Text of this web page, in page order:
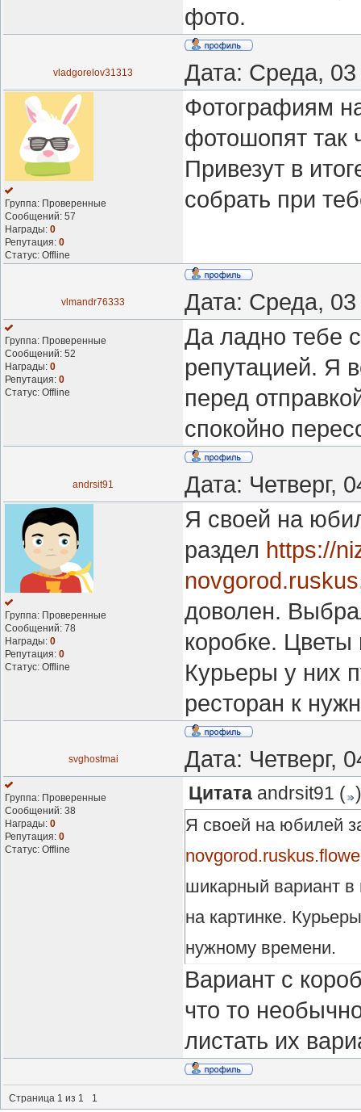
фото.
vladgorelov31313 Дата: Среда,
Группа: Проверенные
Сообщений: 57
Награды: 0
Репутация: 0
Статус: Offline
Фотографиям
фотошопят так
Привезут в
собрать при
vlmandr76333 Дата: Среда,
Группа: Проверенные
Сообщений: 52
Награды: 0
Репутация: 0
Статус: Offline
Да ладно тебе
репутацией. Я
перед
спокойно
andrsit91 Дата: Четверг,
Группа: Проверенные
Сообщений: 78
Награды: 0
Репутация: 0
Статус: Offline
Я своей на
раздел https://
доволен.
коробке. Цветы
Курьеры у них
ресторан к
svghostmai Дата: Четверг,
Группа: Проверенные
Сообщений: 38
Награды: 0
Репутация: 0
Статус: Offline
Цитата andrsit91 ( )
Я своей на юбилей
шикарный вариант в
на картинке.
нужному времени.
Вариант с
что то
листать их
Страница 1 из 1 1